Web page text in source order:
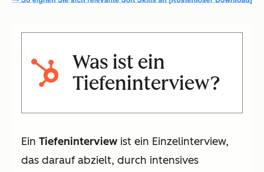
Was ist ein
Tiefeninterview?
Ein Tiefeninterview ist ein Einzelinterview,
das darauf abzielt, durch intensives